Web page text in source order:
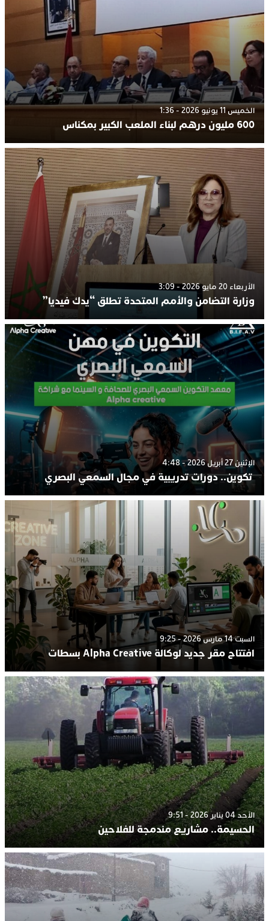
الخميس 11 يونيو 2026 - 1:36
600 مليون درهم لبناء الملعب الكبير بمكناس
الأربعاء 20 مايو 2026 - 3:09
وزارة التضامن والأمم المتحدة تطلق “يدك فيديا”
الإثنين 27 أبريل 2026 - 4:48
تكوين.. دورات تدريبية في مجال السمعي البصري
السبت 14 مارس 2026 - 9:25
افتتاح مقر جديد لوكالة Alpha Creative بسطات
الأحد 04 يناير 2026 - 9:51
الحسيمة.. مشاريع مندمجة للفلاحين